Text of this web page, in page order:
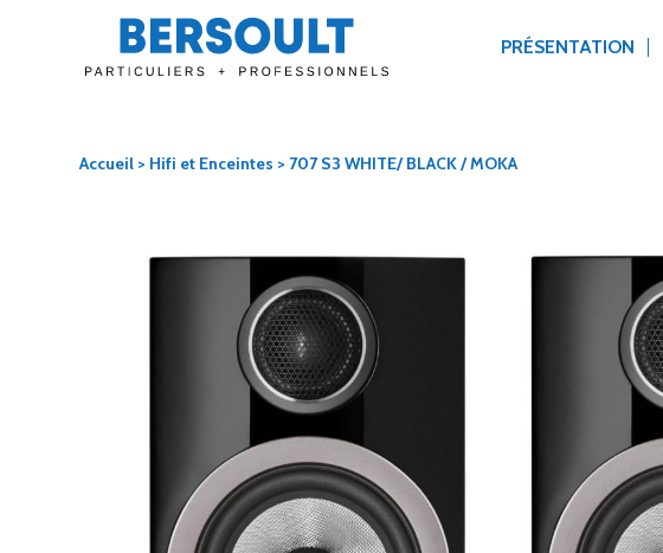
PRÉSENTATION
Accueil > Hifi et Enceintes > 707 S3 WHITE/ BLACK / MOKA